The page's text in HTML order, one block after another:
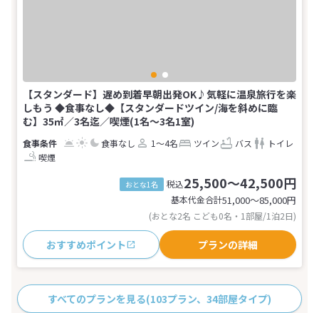
【スタンダード】遅め到着早朝出発OK♪気軽に温泉旅行を楽
しもう ◆食事なし◆【スタンダードツイン/海を斜めに臨
む】35㎡／3名迄／喫煙(1名～3名1室)
食事なし 1～4名 ツイン バス
トイレ
喫煙
おとな1名 税込25,500～42,500円
基本代金合計51,000〜85,000円
(おとな2名 こども0名・1部屋/1泊2日)
おすすめポイント プランの詳細
すべてのプランを見る(103プラン、34部屋タイプ)